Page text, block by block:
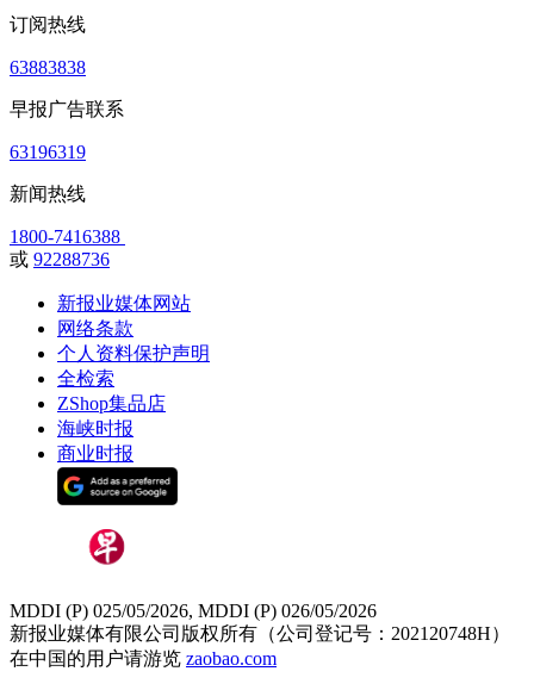
订阅热线
63883838
早报广告联系
63196319
新闻热线
1800-7416388
或 92288736
新报业媒体网站
网络条款
个人资料保护声明
全检索
ZShop集品店
海峡时报
商业时报
MDDI (P) 025/05/2026, MDDI (P) 026/05/2026
新报业媒体有限公司版权所有（公司登记号：202120748H）
在中国的用户请游览 zaobao.com